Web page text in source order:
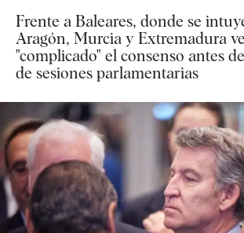
Frente a Baleares, donde se
Aragón, Murcia y Extremadura
"complicado" el consenso antes
de sesiones parlamentarias